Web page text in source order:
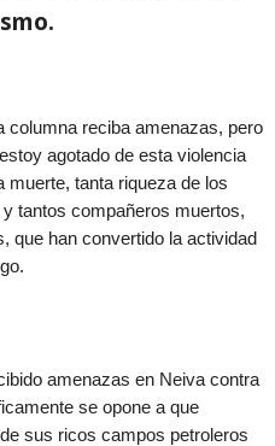
columna reciba amenazas, pero
agotado de esta violencia
muerte, tanta riqueza de los
tantos compañeros muertos,
que han convertido la actividad
amenazas en Neiva contra
se opone a que
sus ricos campos petroleros